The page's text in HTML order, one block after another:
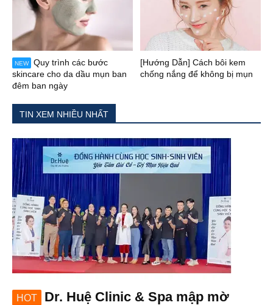
NEW
Quy trình các bước
skincare cho da dầu mụn ban
đêm ban ngày
[Hướng Dẫn] Cách bôi kem
chống nắng để không bị mụn
TIN XEM NHIỀU NHẤT
HOT
Dr. Huệ Clinic & Spa mập mờ